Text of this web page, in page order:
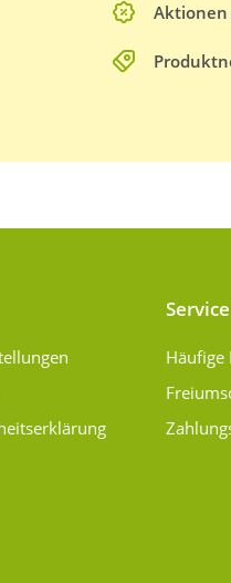
Aktionen
Service
Häufige